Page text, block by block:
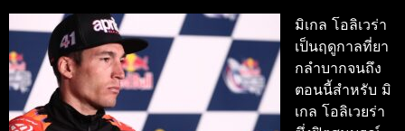
มิเกล โอลิเวร่า
เป็นฤดูกาลที่ยา
กลําบากจนถึง
ตอนนี้สําหรับ มิ
เกล โอลิเวยร่า